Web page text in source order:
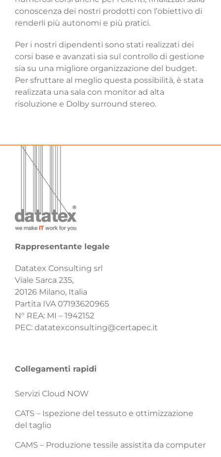
conoscenza dei nostri prodotti con l’obiettivo di
renderli più autonomi e più pratici.
Per i nostri dipendenti sono stati realizzati dei
corsi base e avanzati sia sul controllo di gestione
sia su una migliore organizzazione del budget.
Per sfruttare al meglio questa possibilità, è stata
realizzata una sala con monitor ad alta
risoluzione e Dolby surround stereo.
Rappresentante legale
Datatex Consulting srl
Viale Sarca 235,
20126 Milano, Italia
Partita IVA 07193620965
N° REA: MI – 1942152
PEC: datatexconsulting@certapec.it
Collegamenti rapidi
Servizi Cloud NOW
CATS – Ispezione del tessuto e ottimizzazione
del taglio
CAMS – Produzione tessile assistita da computer